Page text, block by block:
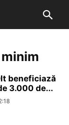
beneficiază
3.000 de...